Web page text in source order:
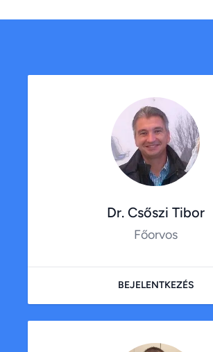
Dr. Csőszi Tibor
Főorvos
BEJELENTKEZÉS